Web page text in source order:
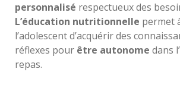
personnalisé respectueux des
L’éducation nutritionnelle permet
l’adolescent d’acquérir des
réflexes pour être autonome dans
repas.